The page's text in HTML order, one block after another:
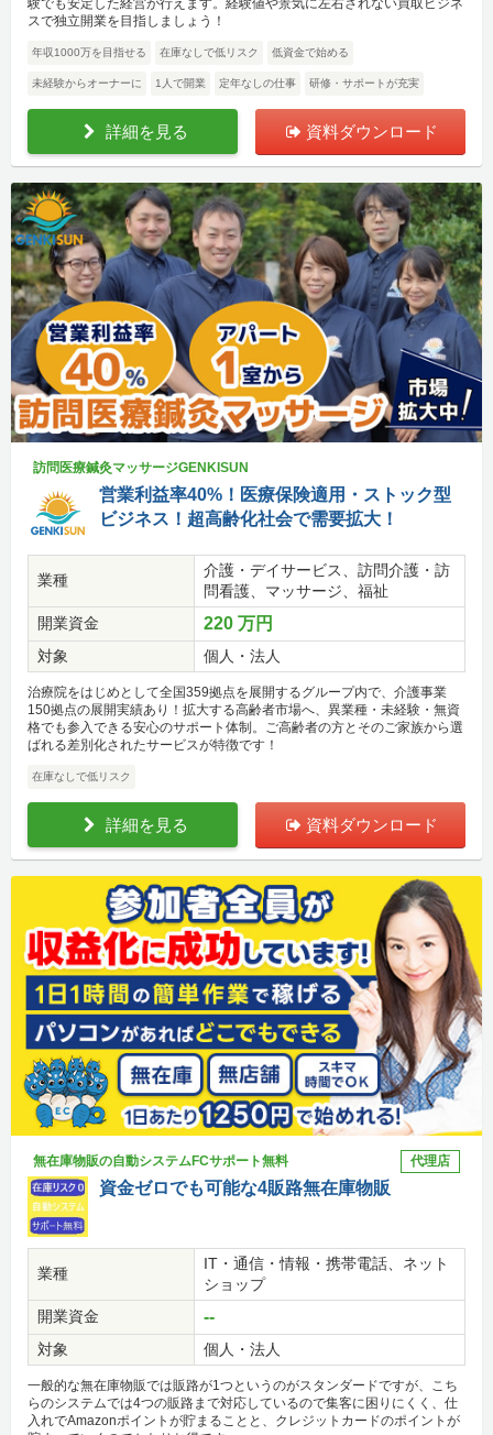
験でも安定した経営が行えます。経験値や景気に左右されない買取ビジネ
スで独立開業を目指しましょう！
年収1000万を目指せる 在庫なしで低リスク 低資金で始める
未経験からオーナーに 1人で開業 定年なしの仕事 研修・サポートが充実
詳細を見る 資料ダウンロード
訪問医療鍼灸マッサージGENKISUN
営業利益率40%！医療保険適用・ストック型
ビジネス！超高齢化社会で需要拡大！
業種
介護・デイサービス、訪問介護・訪
問看護、マッサージ、福祉
開業資金
220 万円
対象 個人・法人
治療院をはじめとして全国359拠点を展開するグループ内で、介護事業
150拠点の展開実績あり！拡大する高齢者市場へ、異業種・未経験・無資
格でも参入できる安心のサポート体制。ご高齢者の方とそのご家族から選
ばれる差別化されたサービスが特徴です！
在庫なしで低リスク
詳細を見る 資料ダウンロード
無在庫物販の自動システムFCサポート無料 代理店
資金ゼロでも可能な4販路無在庫物販
業種
IT・通信・情報・携帯電話、ネット
ショップ
開業資金
--
対象 個人・法人
一般的な無在庫物販では販路が1つというのがスタンダードですが、こち
らのシステムでは4つの販路まで対応しているので集客に困りにくく、仕
入れでAmazonポイントが貯まることと、クレジットカードのポイントが